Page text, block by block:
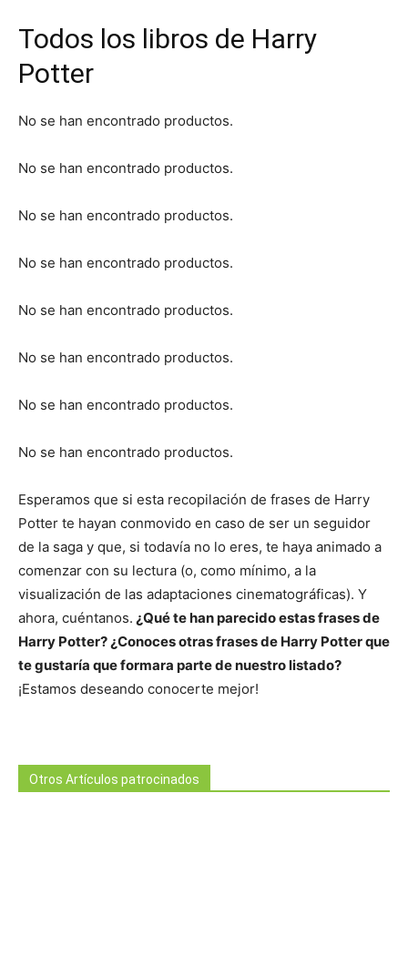
Todos los libros de Harry
Potter
No se han encontrado productos.
No se han encontrado productos.
No se han encontrado productos.
No se han encontrado productos.
No se han encontrado productos.
No se han encontrado productos.
No se han encontrado productos.
No se han encontrado productos.
Esperamos que si esta recopilación de frases de Harry
Potter te hayan conmovido en caso de ser un seguidor
de la saga y que, si todavía no lo eres, te haya animado a
comenzar con su lectura (o, como mínimo, a la
visualización de las adaptaciones cinematográficas). Y
ahora, cuéntanos. ¿Qué te han parecido estas frases de
Harry Potter? ¿Conoces otras frases de Harry Potter que
te gustaría que formara parte de nuestro listado?
¡Estamos deseando conocerte mejor!
Otros Artículos patrocinados